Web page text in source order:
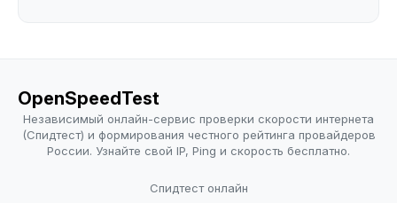
OpenSpeedTest
Независимый онлайн-сервис проверки скорости интернета
(Спидтест) и формирования честного рейтинга провайдеров
России. Узнайте свой IP, Ping и скорость бесплатно.
Спидтест онлайн